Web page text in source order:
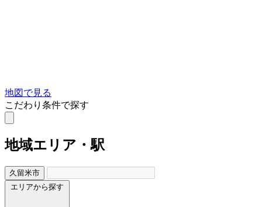
地図で見る
こだわり条件で探す
地域エリア・駅
久留米市
エリアから探す